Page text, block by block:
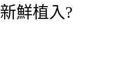
新鮮植入?